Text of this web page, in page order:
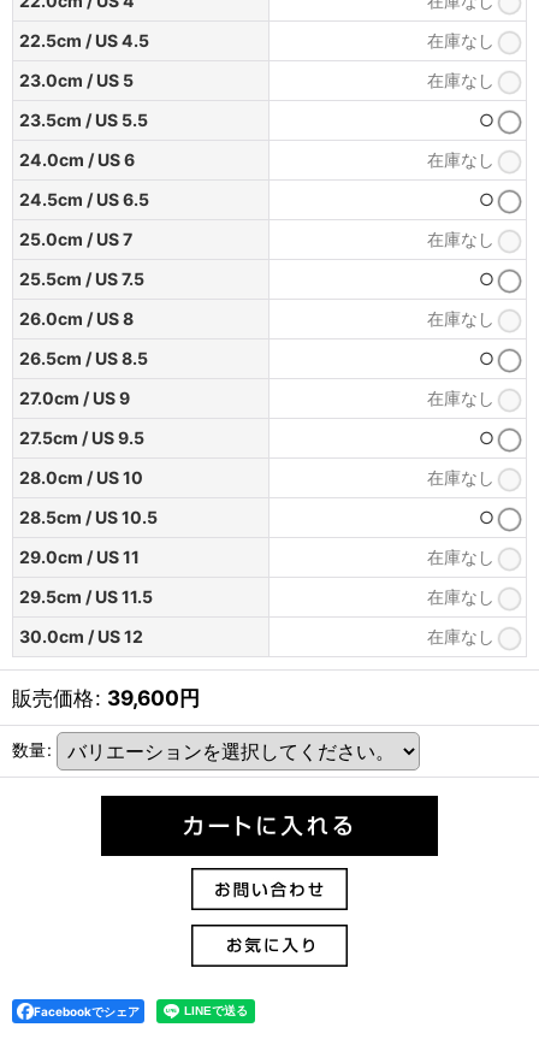
22.5cm / US 4.5
在庫なし
23.0cm / US 5
在庫なし
23.5cm / US 5.5
○
24.0cm / US 6
在庫なし
24.5cm / US 6.5
○
25.0cm / US 7
在庫なし
25.5cm / US 7.5
○
26.0cm / US 8
在庫なし
26.5cm / US 8.5
○
27.0cm / US 9
在庫なし
27.5cm / US 9.5
○
28.0cm / US 10
在庫なし
28.5cm / US 10.5
○
29.0cm / US 11
在庫なし
29.5cm / US 11.5
在庫なし
30.0cm / US 12
在庫なし
販売価格: 39,600円
数量:
Facebookでシェア